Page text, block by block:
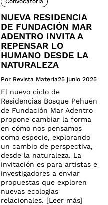
NUEVA RESIDENCIA
DE FUNDACIÓN MAR
ADENTRO INVITA A
REPENSAR LO
HUMANO DESDE LA
NATURALEZA
Por Revista Materia25 junio 2025
El nuevo ciclo de
Residencias Bosque Pehuén
de Fundación Mar Adentro
propone cambiar la forma
en cómo nos pensamos
como especie, explorando
un cambio de perspectiva,
desde la naturaleza. La
invitación es para artistas e
investigadores a enviar
propuestas que exploren
nuevas ecologías
relacionales. [Leer más]